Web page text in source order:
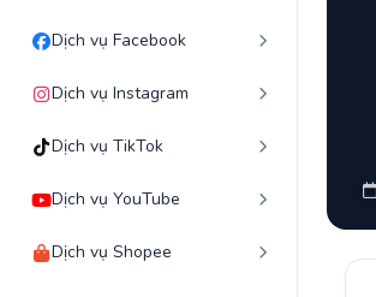
Dịch vụ Facebook
Dịch vụ Instagram
Dịch vụ TikTok
Dịch vụ YouTube
Dịch vụ Shopee